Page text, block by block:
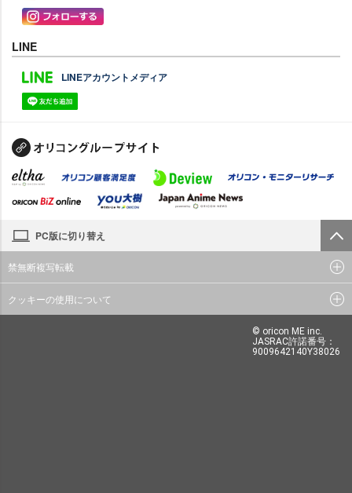
LINE
LINEアカウントメディア
PC版に切り替え
禁無断複写転載
クッキーの使用について
© oricon ME inc.
JASRAC許諾番号：
9009642140Y38026